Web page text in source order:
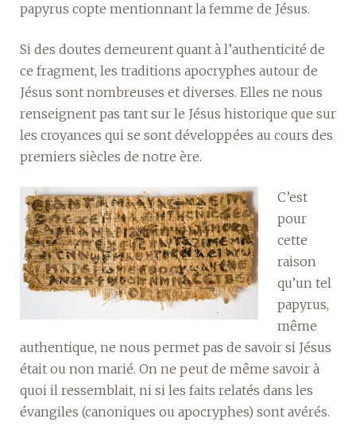
papyrus copte mentionnant la femme de Jésus.
Si des doutes demeurent quant à l’authenticité de
ce fragment, les traditions apocryphes autour de
Jésus sont nombreuses et diverses. Elles ne nous
renseignent pas tant sur le Jésus historique que sur
les croyances qui se sont développées au cours des
premiers siècles de notre ère.
C’est
pour
cette
raison
qu’un tel
papyrus,
même
authentique, ne nous permet pas de savoir si Jésus
était ou non marié. On ne peut de même savoir à
quoi il ressemblait, ni si les faits relatés dans les
évangiles (canoniques ou apocryphes) sont avérés.